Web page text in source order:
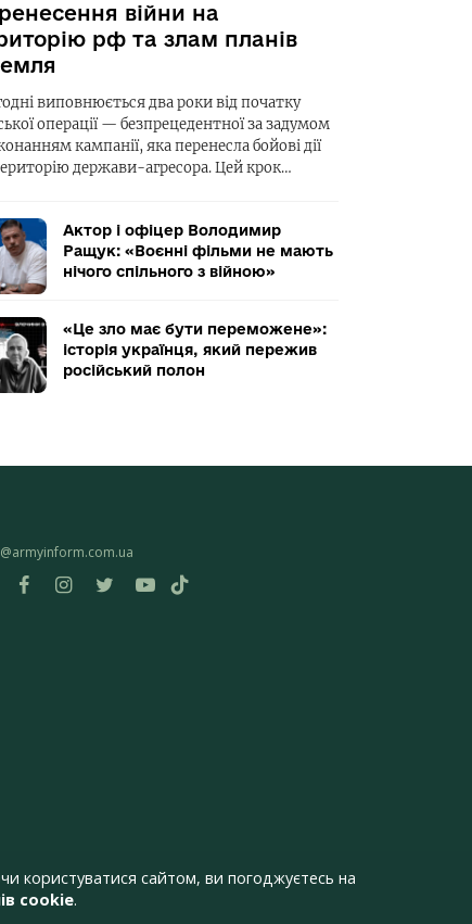
війни на
рф та злам планів
виповнюється два роки від початку
операції — безпрецедентної за задумом
кампанії, яка перенесла бойові дії
держави-агресора. Цей крок…
Актор і офіцер Володимир
Ращук: «Воєнні фільми не мають
нічого спільного з війною»
«Це зло має бути переможене»:
історія українця, який пережив
російський полон
користуватися сайтом, ви погоджуєтесь на
cookie.